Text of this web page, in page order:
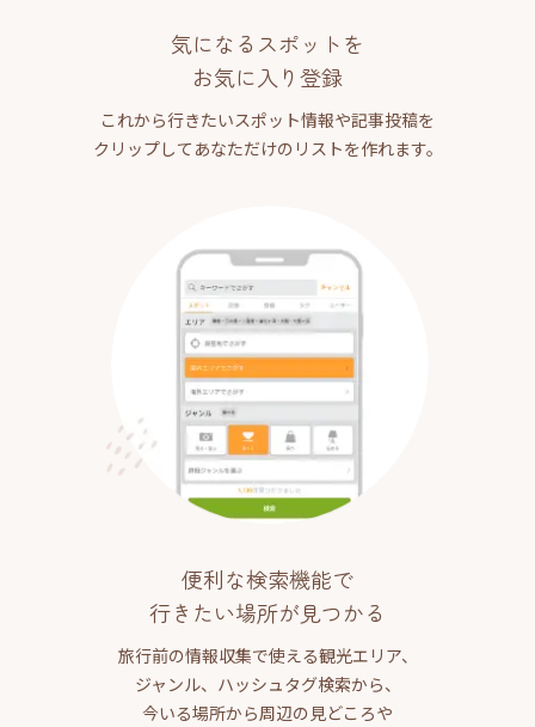
気になるスポットを
お気に入り登録
これから行きたいスポット情報や記事投稿を
クリップしてあなただけのリストを作れます。
便利な検索機能で
行きたい場所が見つかる
旅行前の情報収集で使える観光エリア、
ジャンル、ハッシュタグ検索から、
今いる場所から周辺の見どころや